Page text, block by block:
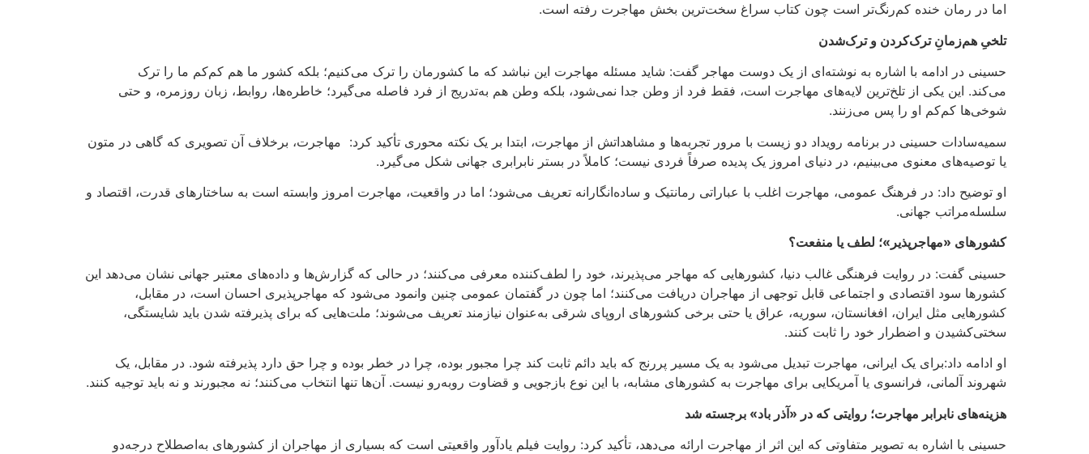
اما در رمان خنده کم‌رنگ‌تر است چون کتاب سراغ سخت‌ترین بخش مهاجرت رفته است.
تلخیِ هم‌زمانِ ترک‌کردن و ترک‌شدن
حسینی در ادامه با اشاره به نوشته‌ای از یک دوست مهاجر گفت: شاید مسئله مهاجرت این نباشد که ما کشورمان را ترک می‌کنیم؛ بلکه کشور ما هم کم‌کم ما را ترک
می‌کند. این یکی از تلخ‌ترین لایه‌های مهاجرت است، فقط فرد از وطن جدا نمی‌شود، بلکه وطن هم به‌تدریج از فرد فاصله می‌گیرد؛ خاطره‌ها، روابط، زبان روزمره، و حتی
شوخی‌ها کم‌کم او را پس می‌زنند.
سمیه‌سادات حسینی در برنامه رویداد دو زیست با مرور تجربه‌ها و مشاهداتش از مهاجرت، ابتدا بر یک نکته محوری تأکید کرد: مهاجرت، برخلاف آن تصویری که گاهی در متون
یا توصیه‌های معنوی می‌بینیم، در دنیای امروز یک پدیده صرفاً فردی نیست؛ کاملاً در بستر نابرابری جهانی شکل می‌گیرد.
او توضیح داد: در فرهنگ عمومی، مهاجرت اغلب با عباراتی رمانتیک و ساده‌انگارانه تعریف می‌شود؛ اما در واقعیت، مهاجرت امروز وابسته است به ساختارهای قدرت، اقتصاد و
سلسله‌مراتب جهانی.
کشورهای «مهاجرپذیر»؛ لطف یا منفعت؟
حسینی گفت: در روایت فرهنگی غالب دنیا، کشورهایی که مهاجر می‌پذیرند، خود را لطف‌کننده معرفی می‌کنند؛ در حالی که گزارش‌ها و داده‌های معتبر جهانی نشان می‌دهد این
کشورها سود اقتصادی و اجتماعی قابل توجهی از مهاجران دریافت می‌کنند؛ اما چون در گفتمان عمومی چنین وانمود می‌شود که مهاجرپذیری احسان است، در مقابل،
کشورهایی مثل ایران، افغانستان، سوریه، عراق یا حتی برخی کشورهای اروپای شرقی به‌عنوان نیازمند تعریف می‌شوند؛ ملت‌هایی که برای پذیرفته شدن باید شایستگی،
سختی‌کشیدن و اضطرار خود را ثابت کنند.
او ادامه داد:برای یک ایرانی، مهاجرت تبدیل می‌شود به یک مسیر پررنج که باید دائم ثابت کند چرا مجبور بوده، چرا در خطر بوده و چرا حق دارد پذیرفته شود. در مقابل، یک
شهروند آلمانی، فرانسوی یا آمریکایی برای مهاجرت به کشورهای مشابه، با این نوع بازجویی و قضاوت روبه‌رو نیست. آن‌ها تنها انتخاب می‌کنند؛ نه مجبورند و نه باید توجیه کنند.
هزینه‌های نابرابر مهاجرت؛ روایتی که در «آذر باد» برجسته شد
حسینی با اشاره به تصویر متفاوتی که این اثر از مهاجرت ارائه می‌دهد، تأکید کرد: روایت فیلم یادآور واقعیتی است که بسیاری از مهاجران از کشورهای به‌اصطلاح درجه‌دو